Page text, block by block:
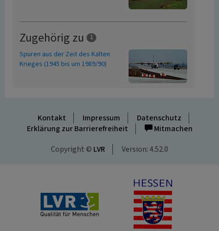
Zugehörig zu 1
Spuren aus der Zeit des Kalten
Krieges (1945 bis um 1989/90)
Kontakt Impressum
Datenschutz
Erklärung zur Barrierefreiheit
Mitmachen
Copyright © LVR Version: 4.52.0